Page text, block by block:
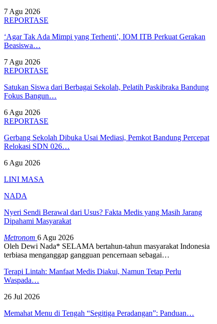
7 Agu 2026
REPORTASE
‘Agar Tak Ada Mimpi yang Terhenti’, IOM ITB Perkuat Gerakan
Beasiswa…
7 Agu 2026
REPORTASE
Satukan Siswa dari Berbagai Sekolah, Pelatih Paskibraka Bandung
Fokus Bangun…
6 Agu 2026
REPORTASE
Gerbang Sekolah Dibuka Usai Mediasi, Pemkot Bandung Percepat
Relokasi SDN 026…
6 Agu 2026
LINI MASA
NADA
Nyeri Sendi Berawal dari Usus? Fakta Medis yang Masih Jarang
Dipahami Masyarakat
Metronom 6 Agu 2026
Oleh Dewi Nada* SELAMA bertahun-tahun masyarakat Indonesia
terbiasa menganggap gangguan pencernaan sebagai…
Terapi Lintah: Manfaat Medis Diakui, Namun Tetap Perlu
Waspada…
26 Jul 2026
Memahat Menu di Tengah “Segitiga Peradangan”: Panduan…